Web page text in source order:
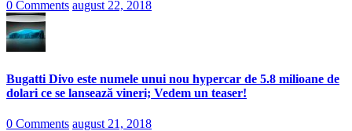
0 Comments august 22, 2018
Bugatti Divo este numele unui nou hypercar de 5.8 milioane de
dolari ce se lansează vineri; Vedem un teaser!
0 Comments august 21, 2018